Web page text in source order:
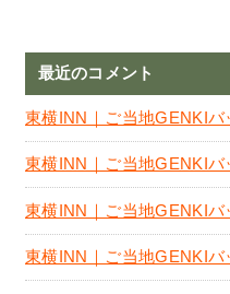
最近のコメント
東横INN｜ご当地GENKIバ
東横INN｜ご当地GENKIバ
東横INN｜ご当地GENKIバ
東横INN｜ご当地GENKIバ